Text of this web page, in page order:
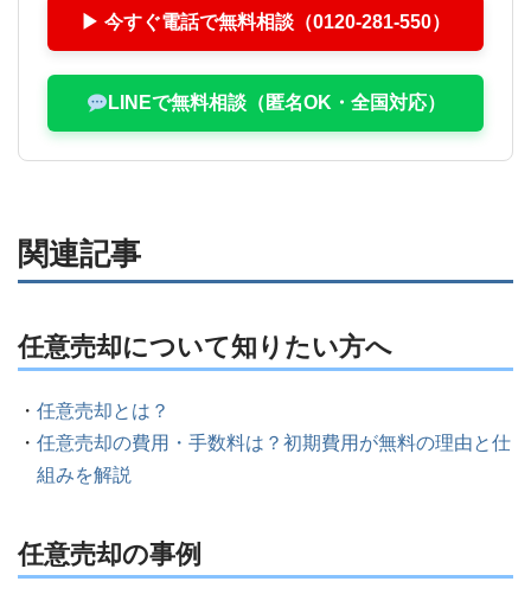
▶ 今すぐ電話で無料相談（0120-281-550）
LINEで無料相談（匿名OK・全国対応）
関連記事
任意売却について知りたい方へ
任意売却とは？
任意売却の費用・手数料は？初期費用が無料の理由と仕
組みを解説
任意売却の事例